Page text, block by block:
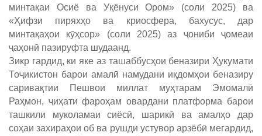
минтақаи Осиё ва Уқёнуси Ором» (соли 2025) ва
«Ҳифзи пиряхҳо ва криосфера, бахусус, дар
минтақаҳои кӯҳсор» (соли 2025) аз ҷониби ҷомеаи
ҷаҳонӣ пазируфта шудаанд.
Зикр гардид, ки яке аз ташаббусҳои беназири Ҳукумати
Тоҷикистон барои амалӣ намудани иқдомҳои беназиру
саривақтии Пешвои миллат муҳтарам Эмомалӣ
Раҳмон, ҷиҳати фароҳам овардани платформа барои
ташкили муколамаи сиёсӣ, шарикӣ ва амалҳо дар
соҳаи захираҳои об ва рушди устувор арзёбӣ мегардид,